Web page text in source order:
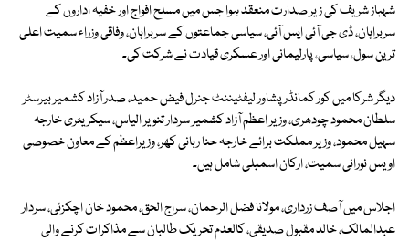
شہباز شریف کی زیر صدارت منعقد ہوا جس میں مسلح افواج اور خفیہ اداروں کے
سربراہان، ڈی جی آئی ایس آئی، سیاسی جماعتوں کے سربراہان، وفاقی وزراء سمیت اعلی
ترین سول، سیاسی، پارلیمانی اور عسکری قیادت نے شرکت کی۔
دیگر شرکا میں کور کمانڈر پشاور لیفٹیننٹ جنرل فیض حمید، صدر آزاد کشمیر بیرسٹر
سلطان محمود چودھری، وزیر اعظم آزاد کشمیر سردار تنویر الیاس، سیکریٹری خارجہ
سہیل محمود، وزیر مملکت برائے خارجہ حنا ربانی کھر، وزیراعظم کے معاون خصوصی
اویس نورانی سمیت، ارکان اسمبلی شامل ہیں۔
اجلاس میں آصف زرداری، مولانا فضل الرحمان، سراج الحق، محمود خان اچکزئی، سردار
عبدالمالک، خالد مقبول صدیقی، کالعدم تحریک طالبان سے مذاکرات کرنے والی